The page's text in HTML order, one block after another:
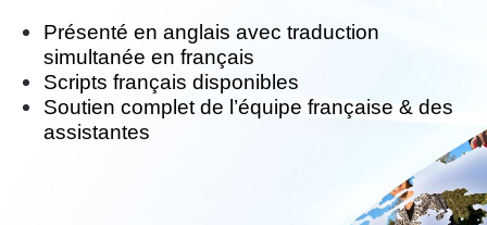
Présenté en anglais avec traduction
simultanée en français
Scripts français disponibles
Soutien complet de l’équipe française & des
assistantes